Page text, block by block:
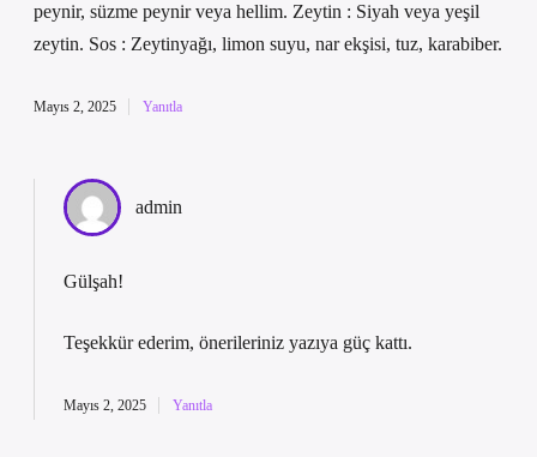
peynir, süzme peynir veya hellim. Zeytin : Siyah veya yeşil
zeytin. Sos : Zeytinyağı, limon suyu, nar ekşisi, tuz, karabiber.
Mayıs 2, 2025 Yanıtla
admin
Gülşah!
Teşekkür ederim, önerileriniz yazıya güç kattı.
Mayıs 2, 2025 Yanıtla